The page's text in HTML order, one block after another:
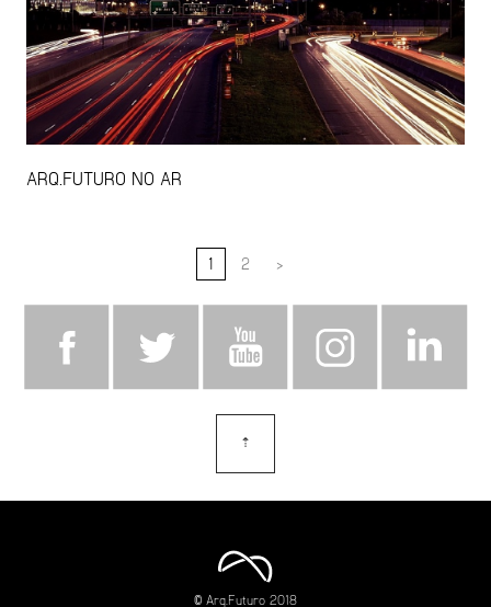
ARQ.FUTURO NO AR
1 2 >
⇡
© Arq.Futuro 2018